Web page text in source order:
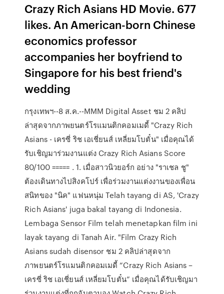
Crazy Rich Asians HD Movie. 677
likes. An American-born Chinese
economics professor
accompanies her boyfriend to
Singapore for his best friend's
wedding
กรุงเทพฯ--8 ส.ค.--MMM Digital Asset ชม 2 คลิป
ล่าสุดจากภาพยนตร์โรแมนติกคอมเมดี้ "Crazy Rich
Asians - เครซี่ ริช เอเชี่ยนส์ เหลี่ยมโบตั๋น" เมื่อคุณได้
รับเชิญมาร่วมงานแต่ง Crazy Rich Asians Score
80/100 ===== . 1. เมื่อสาวนิวยอร์ก อย่าง "ราเชล ชู"
ต้องเดินทางไปสิงคโปร์ เพื่อร่วมงานแต่งงานของเพื่อน
สนิทของ "นิค" แฟนหนุ่ม Telah tayang di AS, 'Crazy
Rich Asians' juga bakal tayang di Indonesia.
Lembaga Sensor Film telah menetapkan film ini
layak tayang di Tanah Air. "Film Crazy Rich
Asians sudah disensor ชม 2 คลิปล่าสุดจาก
ภาพยนตร์โรแมนติกคอมเมดี้ “Crazy Rich Asians –
เครซี่ ริช เอเชี่ยนส์ เหลี่ยมโบตั๋น” เมื่อคุณได้รับเชิญมา